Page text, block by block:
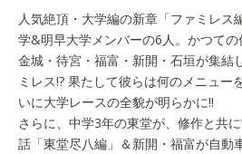
人気絶頂・大学編の新章「ファミレス
学&明早大学メンバーの6人。かつて
金城・待宮・福富・新開・石垣が集結
ミレス!? 果たして彼らは何のメニュー
いに大学レースの全貌が明らかに!!
さらに、中学3年の東堂が、修作と共
話「東堂尽八編」＆新開・福富が自動